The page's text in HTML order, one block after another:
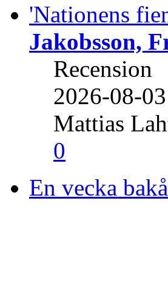
Jakobsson,
Recension
2026-08-03
Mattias
0
En vecka